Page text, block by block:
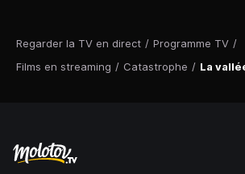
Regarder la TV en direct / Programme TV /
Films en streaming / Catastrophe / La